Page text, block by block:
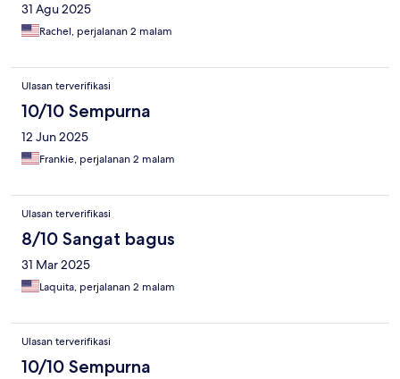
31 Agu 2025
Rachel, perjalanan 2 malam
Ulasan terverifikasi
10/10 Sempurna
12 Jun 2025
Frankie, perjalanan 2 malam
Ulasan terverifikasi
8/10 Sangat bagus
31 Mar 2025
Laquita, perjalanan 2 malam
Ulasan terverifikasi
10/10 Sempurna